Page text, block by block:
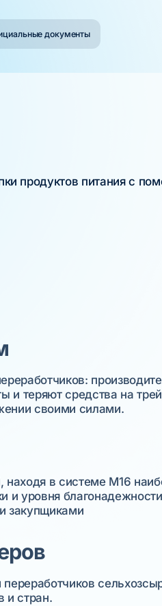
документы
продуктов питания с
и теряют средства на
своими силами.
в системе М16
и уровня
закупщиками
и стран.